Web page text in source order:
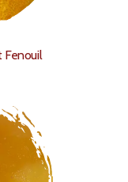
Fenouil